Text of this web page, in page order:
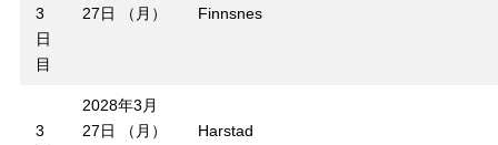
3
日
目
27日 （月）
Finnsnes
3
2028年3月
27日 （月）
Harstad